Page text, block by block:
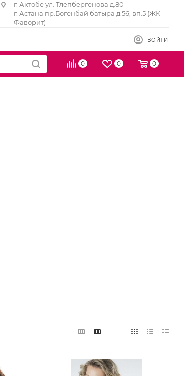
г. Актобе ул. Тлепбергенова д.80
г. Астана пр.Богенбай батыра д.56, вп.5 (ЖК
Фаворит)
ВОЙТИ
0 0 0